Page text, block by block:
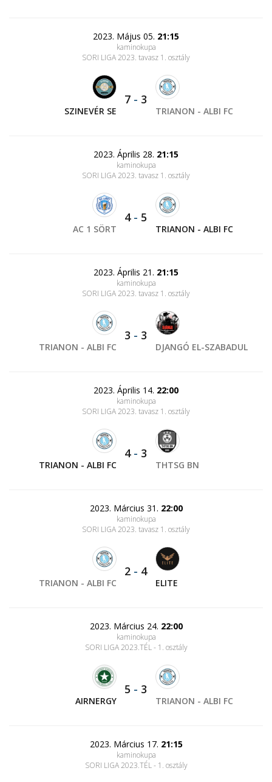
2023. Május 05. 21:15
kaminokupa
SORI LIGA 2023. tavasz 1. osztály
SZINEVÉR SE
7 - 3
TRIANON - ALBI FC
2023. Április 28. 21:15
kaminokupa
SORI LIGA 2023. tavasz 1. osztály
AC 1 SÖRT
4- 5
TRIANON - ALBI FC
2023. Április 21. 21:15
kaminokupa
SORI LIGA 2023. tavasz 1. osztály
TRIANON - ALBI FC
3 - 3
DJANGÓ EL-SZABADUL
2023. Április 14. 22:00
kaminokupa
SORI LIGA 2023. tavasz 1. osztály
TRIANON - ALBI FC
4- 3
THTSG BN
2023. Március 31. 22:00
kaminokupa
SORI LIGA 2023. tavasz 1. osztály
TRIANON - ALBI FC
2 - 4
ELITE
2023. Március 24. 22:00
kaminokupa
SORI LIGA 2023.TÉL - 1. osztály
AIRNERGY
5 - 3
TRIANON - ALBI FC
2023. Március 17. 21:15
kaminokupa
SORI LIGA 2023.TÉL - 1. osztály